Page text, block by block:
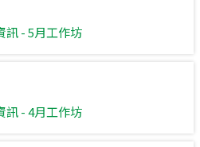
訊 - 5月工作坊
訊 - 4月工作坊